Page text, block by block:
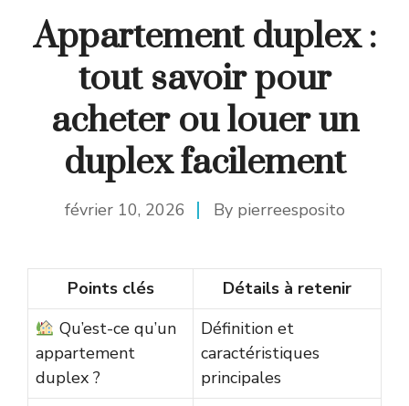
Appartement duplex :
tout savoir pour
acheter ou louer un
duplex facilement
février 10, 2026 By pierreesposito
Points clés
Détails à retenir
Qu’est-ce qu’un
appartement
duplex ?
Définition et
caractéristiques
principales